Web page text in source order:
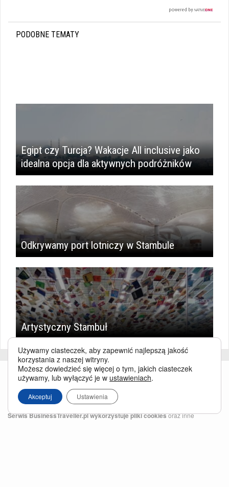
PODOBNE TEMATY
Egipt czy Turcja? Wakacje All inclusive jako
idealna opcja dla aktywnych podróżników
Odkrywamy port lotniczy w Stambule
Artystyczny Stambuł
Serwis BusinessTraveller.pl wykorzystuje pliki cookiesoraz inne
Używamy ciasteczek, aby zapewnić najlepszą jakość
korzystania z naszej witryny.
Możesz dowiedzieć się więcej o tym, jakich ciasteczek
używamy, lub wyłączyć je w ustawieniach.
Akceptuj Ustawienia